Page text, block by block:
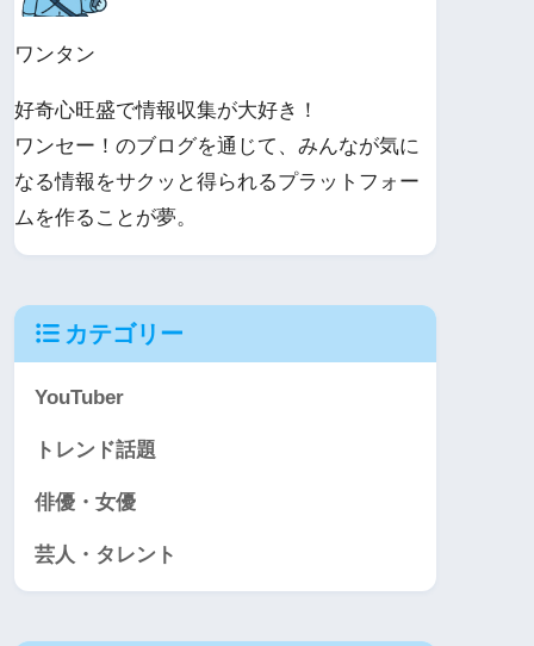
ワンタン
好奇心旺盛で情報収集が大好き！
ワンセー！のブログを通じて、みんなが気に
なる情報をサクッと得られるプラットフォー
ムを作ることが夢。
カテゴリー
YouTuber
トレンド話題
俳優・女優
芸人・タレント